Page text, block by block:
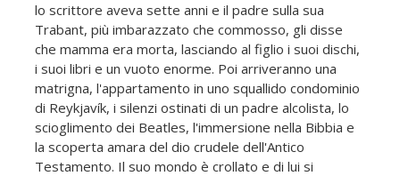
lo scrittore aveva sette anni e il padre sulla sua
Trabant, più imbarazzato che commosso, gli disse
che mamma era morta, lasciando al figlio i suoi dischi,
i suoi libri e un vuoto enorme. Poi arriveranno una
matrigna, l'appartamento in uno squallido condominio
di Reykjavík, i silenzi ostinati di un padre alcolista, lo
scioglimento dei Beatles, l'immersione nella Bibbia e
la scoperta amara del dio crudele dell'Antico
Testamento. Il suo mondo è crollato e di lui si